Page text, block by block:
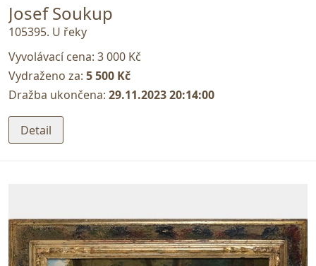
Josef Soukup
105395. U řeky
Vyvolávací cena: 3 000 Kč
Vydraženo za: 5 500 Kč
Dražba ukončena: 29.11.2023 20:14:00
Detail